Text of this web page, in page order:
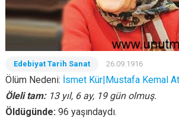
Edebiyat Tarih Sanat 26.09.1916
Ölüm Nedeni: İsmet Kür|Mustafa Kemal
Öleli tam: 13 yıl, 6 ay, 19 gün olmuş.
Öldügünde: 96 yaşındaydı.